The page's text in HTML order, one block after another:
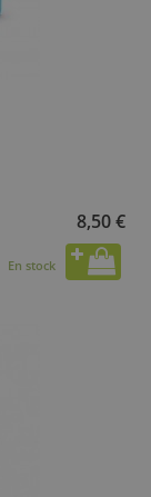
8,50 €
En stock